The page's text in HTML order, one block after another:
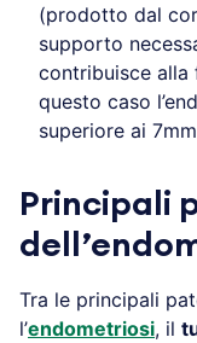
(prodotto dal
supporto
contribuisce alla
questo caso
superiore ai
Principali
Tra le principali
l’endometriosi, il